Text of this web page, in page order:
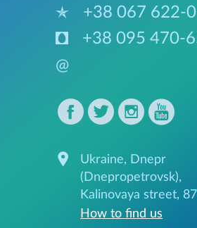
+38 067 622-
+38 095 470-
@
Ukraine, Dnepr
(Dnepropetrovsk),
Kalinovaya street,
How to find us